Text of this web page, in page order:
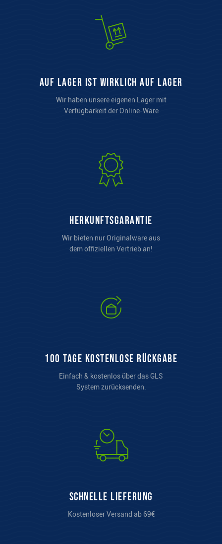
auf Lager ist wirklich auf Lager
Wir haben unsere eigenen Lager mit
Verfügbarkeit der Online-Ware
Herkunftsgarantie
Wir bieten nur Originalware aus
dem offiziellen Vertrieb an!
100 Tage kostenlose Rückgabe
Einfach & kostenlos über das GLS
Schnelle Lieferung
Kostenloser Versand ab 69€